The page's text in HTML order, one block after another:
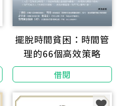
擺脫時間貧困：時間管
理的66個高效策略
借閱